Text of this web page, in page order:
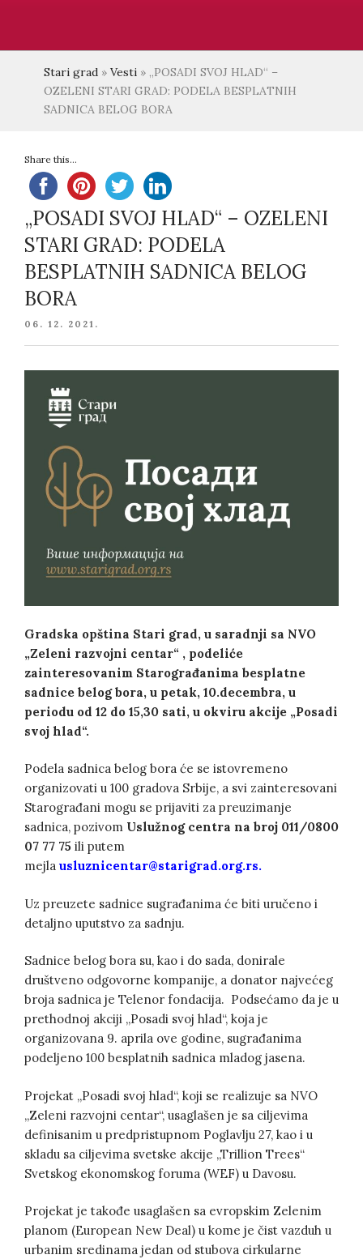
Stari grad » Vesti » „POSADI SVOJ HLAD“ –
OZELENI STARI GRAD: PODELA BESPLATNIH
SADNICA BELOG BORA
Share this...
„POSADI SVOJ HLAD“ – OZELENI
STARI GRAD: PODELA
BESPLATNIH SADNICA BELOG
BORA
POSTED
06. 12. 2021.
Gradska opština Stari grad, u saradnji sa NVO
„Zeleni razvojni centar“ , podeliće
zainteresovanim Starograđanima besplatne
sadnice belog bora, u petak, 10.decembra, u
periodu od 12 do 15,30 sati, u okviru akcije „Posadi
svoj hlad“.
Podela sadnica belog bora će se istovremeno
organizovati u 100 gradova Srbije, a svi zainteresovani
Starograđani mogu se prijaviti za preuzimanje
sadnica, pozivom Uslužnog centra na broj 011/0800
07 77 75 ili putem
mejla usluznicentar@starigrad.org.rs.
Uz preuzete sadnice sugrađanima će biti uručeno i
detaljno uputstvo za sadnju.
Sadnice belog bora su, kao i do sada, donirale
društveno odgovorne kompanije, a donator najvećeg
broja sadnica je Telenor fondacija. Podsećamo da je u
prethodnoj akciji „Posadi svoj hlad“, koja je
organizovana 9. aprila ove godine, sugrađanima
podeljeno 100 besplatnih sadnica mladog jasena.
Projekat „Posadi svoj hlad“, koji se realizuje sa NVO
„Zeleni razvojni centar“, usaglašen je sa ciljevima
definisanim u predpristupnom Poglavlju 27, kao i u
skladu sa ciljevima svetske akcije „Trillion Trees“
Svetskog ekonomskog foruma (WEF) u Davosu.
Projekat je takođe usaglašen sa evropskim Zelenim
planom (European New Deal) u kome je čist vazduh u
urbanim sredinama jedan od stubova cirkularne